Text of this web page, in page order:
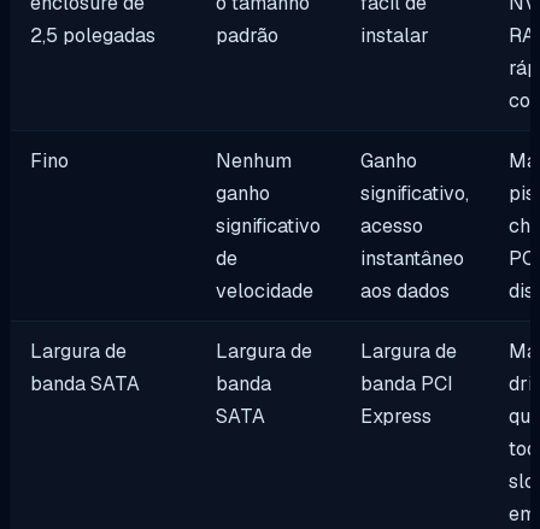
2,5 polegadas
padrão
instalar
Fino
Nenhum
ganho
significativo
de
velocidade
Ganho
significativo,
acesso
instantâneo
aos dados
Largura de
banda SATA
Largura de
banda
SATA
Largura de
banda PCI
Express